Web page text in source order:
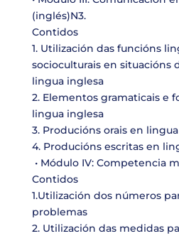
(inglés)N3.
Contidos
1. Utilización das funcións
socioculturais en situacións
lingua inglesa
2. Elementos gramaticais e
lingua inglesa
3. Producións orais en
4. Producións escritas en
• Módulo IV: Competencia
Contidos
1.Utilización dos números
problemas
2. Utilización das medidas